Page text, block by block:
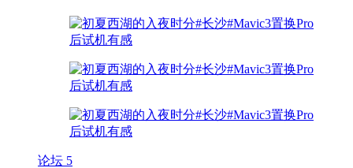
论坛 5